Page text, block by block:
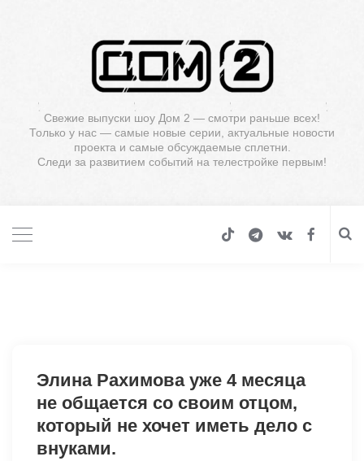
Свежие выпуски шоу Дом 2 — смотри раньше всех!
Только у нас — самые новые серии, актуальные новости
проекта и самые обсуждаемые сплетни.
Следи за развитием событий на телестройке первым!
Элина Рахимова уже 4 месяца
не общается со своим отцом,
который не хочет иметь дело с
внуками.